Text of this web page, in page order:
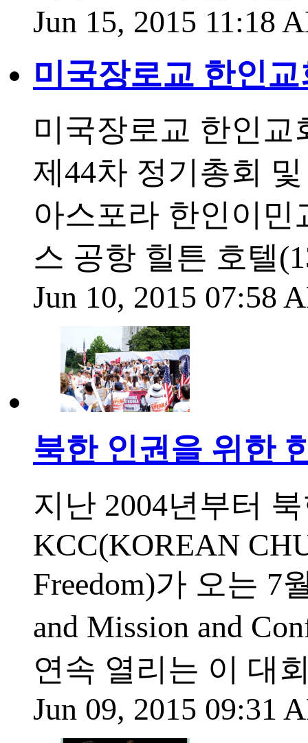
Jun 15, 2015 11:18
미국장로교 한인
미국장로교 한인교
제44차 정기총회
아스포라 한인이민
스 공항 힐튼 호텔
Jun 10, 2015 07:58
북한 인권을 위한
지난 2004년부터
KCC(KOREAN
Freedom)가 오는 7
and Mission and
연속 열리는 이 대
Jun 09, 2015 09:31